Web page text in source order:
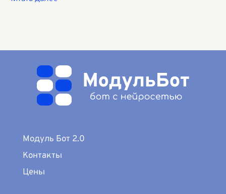
Модуль Бот 2.0
Контакты
Цены